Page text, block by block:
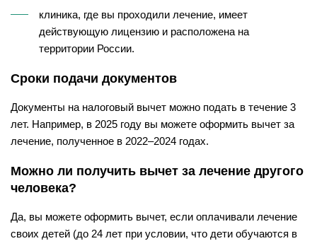
клиника, где вы проходили лечение, имеет
действующую лицензию и расположена на
территории России.
Сроки подачи документов
Документы на налоговый вычет можно подать в течение 3
лет. Например, в 2025 году вы можете оформить вычет за
лечение, полученное в 2022–2024 годах.
Можно ли получить вычет за лечение другого
человека?
Да, вы можете оформить вычет, если оплачивали лечение
своих детей (до 24 лет при условии, что дети обучаются в